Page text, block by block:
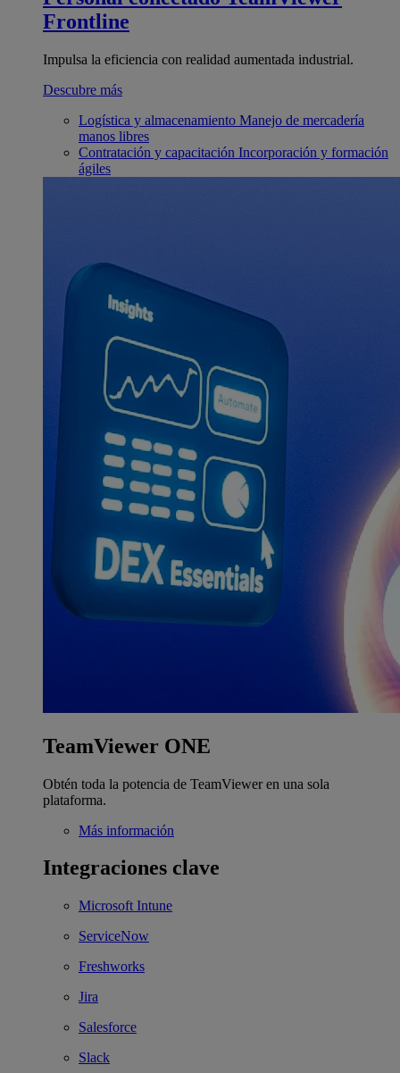
Frontline
Impulsa la eficiencia con realidad aumentada industrial.
Descubre más
Logística y almacenamiento Manejo de mercadería
manos libres
Contratación y capacitación Incorporación y formación
ágiles
TeamViewer ONE
Obtén toda la potencia de TeamViewer en una sola
plataforma.
Más información
Integraciones clave
Microsoft Intune
ServiceNow
Freshworks
Jira
Salesforce
Slack